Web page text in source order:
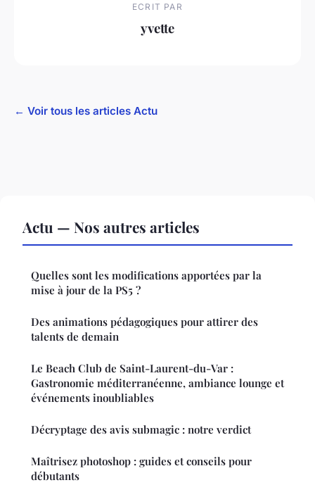
ECRIT PAR
yvette
← Voir tous les articles Actu
Actu — Nos autres articles
Quelles sont les modifications apportées par la
mise à jour de la PS5 ?
Des animations pédagogiques pour attirer des
talents de demain
Le Beach Club de Saint-Laurent-du-Var :
Gastronomie méditerranéenne, ambiance lounge et
événements inoubliables
Décryptage des avis submagic : notre verdict
Maîtrisez photoshop : guides et conseils pour
débutants